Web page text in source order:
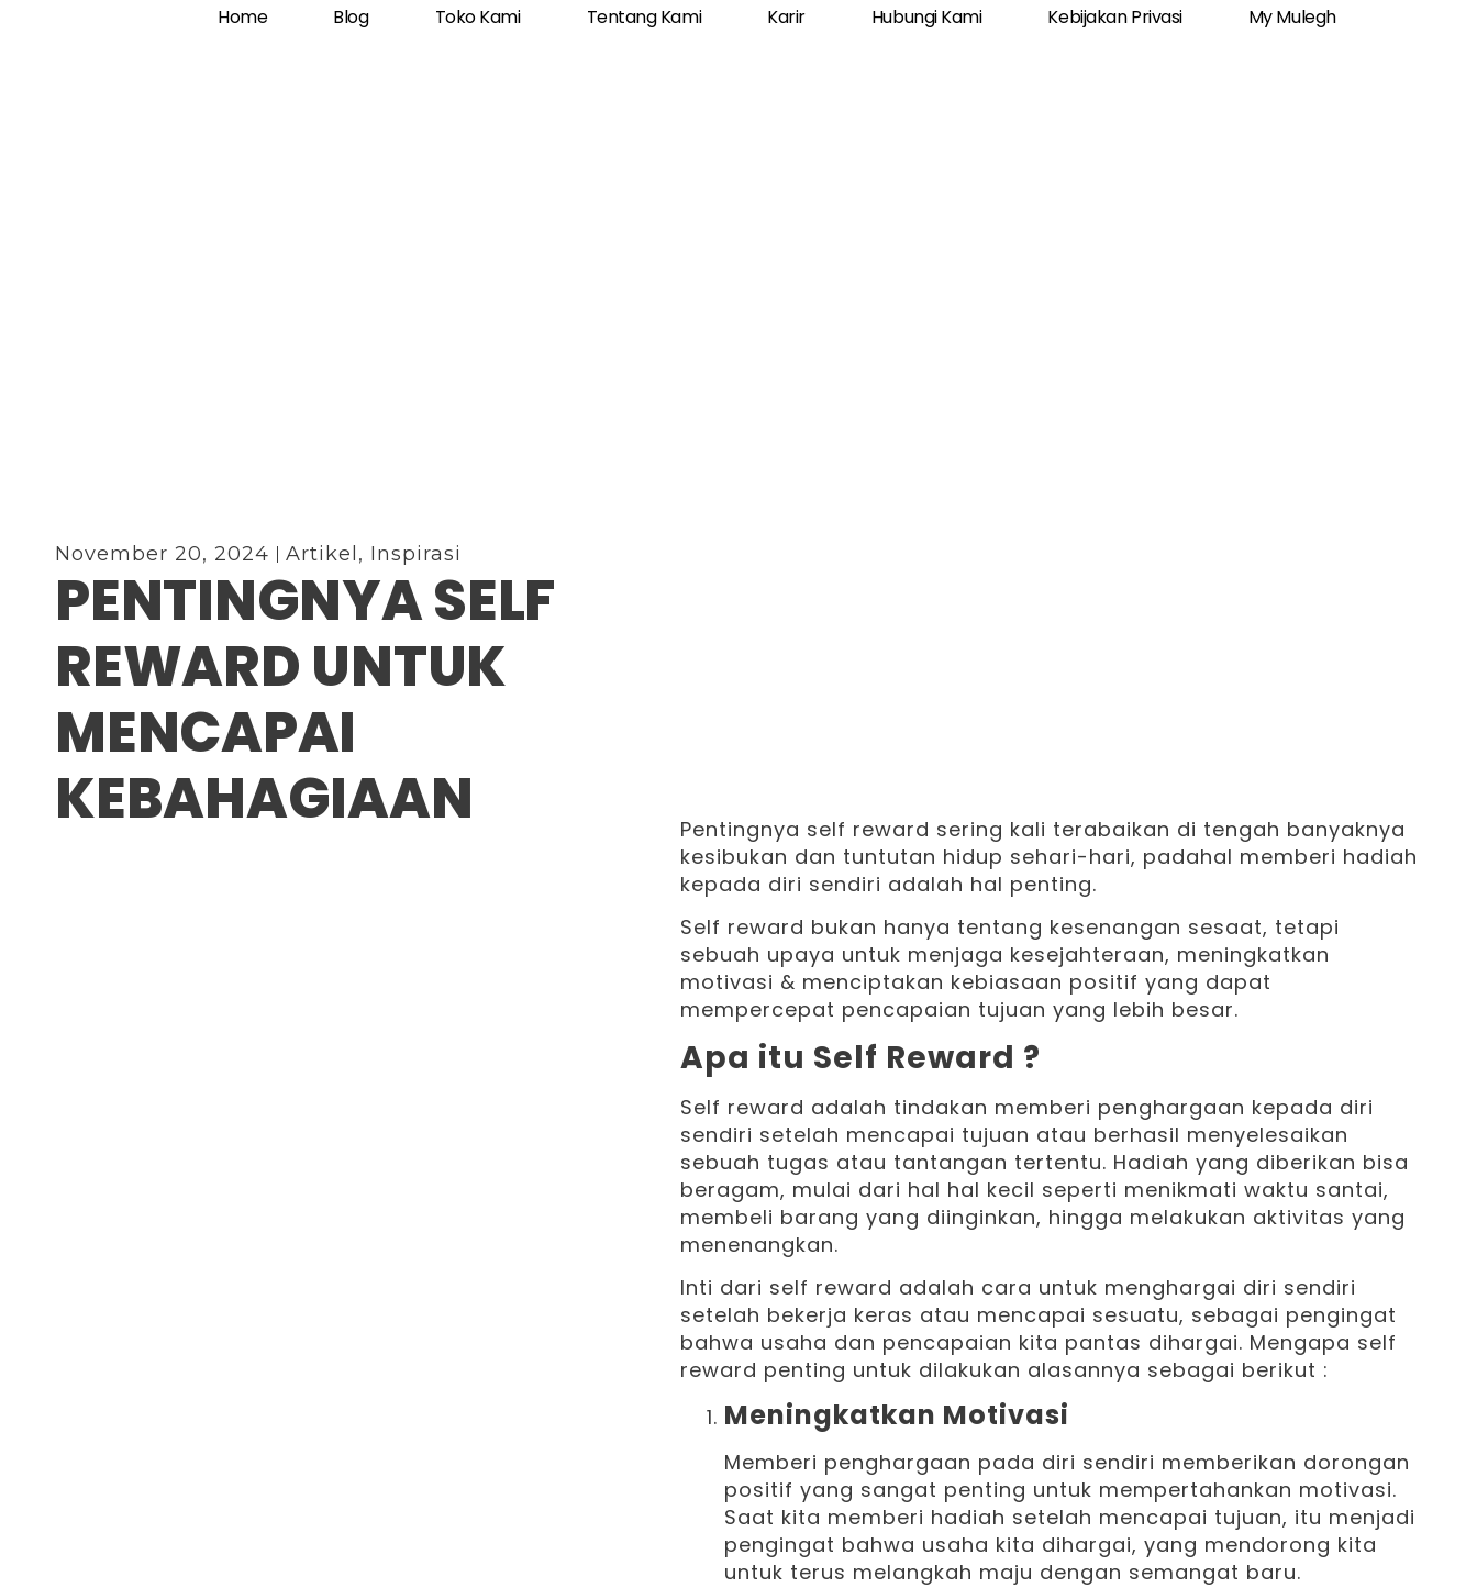
Home Blog Toko Kami Tentang Kami Karir Hubungi Kami Kebijakan Privasi My Mulegh
November 20, 2024 Artikel , Inspirasi
PENTINGNYA SELF
REWARD UNTUK
MENCAPAI
KEBAHAGIAAN
Pentingnya self reward sering kali terabaikan di tengah banyaknya
kesibukan dan tuntutan hidup sehari-hari, padahal memberi hadiah
kepada diri sendiri adalah hal penting.
Self reward bukan hanya tentang kesenangan sesaat, tetapi
sebuah upaya untuk menjaga kesejahteraan, meningkatkan
motivasi & menciptakan kebiasaan positif yang dapat
mempercepat pencapaian tujuan yang lebih besar.
Apa itu Self Reward ?
Self reward adalah tindakan memberi penghargaan kepada diri
sendiri setelah mencapai tujuan atau berhasil menyelesaikan
sebuah tugas atau tantangan tertentu. Hadiah yang diberikan bisa
beragam, mulai dari hal hal kecil seperti menikmati waktu santai,
membeli barang yang diinginkan, hingga melakukan aktivitas yang
menenangkan.
Inti dari self reward adalah cara untuk menghargai diri sendiri
setelah bekerja keras atau mencapai sesuatu, sebagai pengingat
bahwa usaha dan pencapaian kita pantas dihargai. Mengapa self
reward penting untuk dilakukan alasannya sebagai berikut :
Meningkatkan Motivasi
Memberi penghargaan pada diri sendiri memberikan dorongan
positif yang sangat penting untuk mempertahankan motivasi.
Saat kita memberi hadiah setelah mencapai tujuan, itu menjadi
pengingat bahwa usaha kita dihargai, yang mendorong kita
untuk terus melangkah maju dengan semangat baru.